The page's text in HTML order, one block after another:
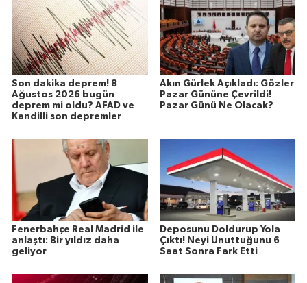
Son dakika deprem! 8
Ağustos 2026 bugün
deprem mi oldu? AFAD ve
Kandilli son depremler
Akın Gürlek Açıkladı: Gözler
Pazar Gününe Çevrildi!
Pazar Günü Ne Olacak?
Fenerbahçe Real Madrid ile
anlaştı: Bir yıldız daha
geliyor
Deposunu Doldurup Yola
Çıktı! Neyi Unuttuğunu 6
Saat Sonra Fark Etti